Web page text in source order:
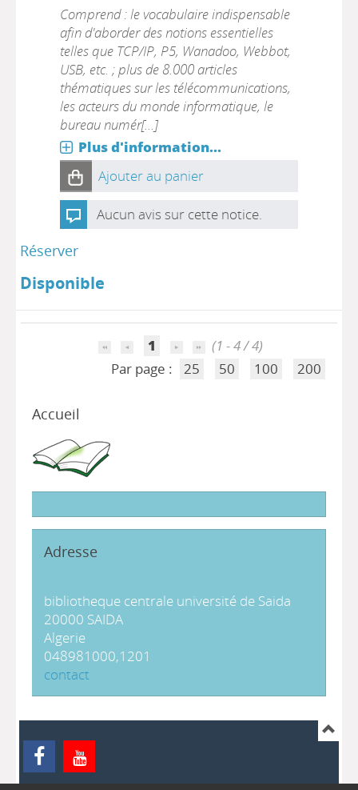
Comprend : le vocabulaire indispensable
afin d'aborder des notions essentielles
telles que TCP/IP, P5, Wanadoo, Webbot,
USB, etc. ; plus de 8.000 articles
thématiques sur les télécommunications,
les acteurs du monde informatique, le
bureau numér[...]
Plus d'information...
Ajouter au panier
Aucun avis sur cette notice.
Réserver
Disponible
1
(1 - 4 / 4)
Par page :
25 50 100 200
Accueil
Adresse
bibliotheque centrale université de Saida
20000 SAIDA
Algerie
048981000,1201
contact